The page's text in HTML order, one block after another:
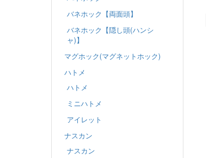
バネホック【両面頭】
バネホック【隠し頭(ハンシ
ャ)】
マグホック(マグネットホック)
ハトメ
ハトメ
ミニハトメ
アイレット
ナスカン
ナスカン